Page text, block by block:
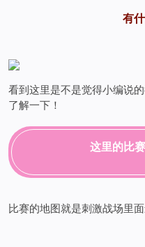
有
看到这里是不是觉得小编说
了解一下！
这里的比
比赛的地图就是刺激战场里